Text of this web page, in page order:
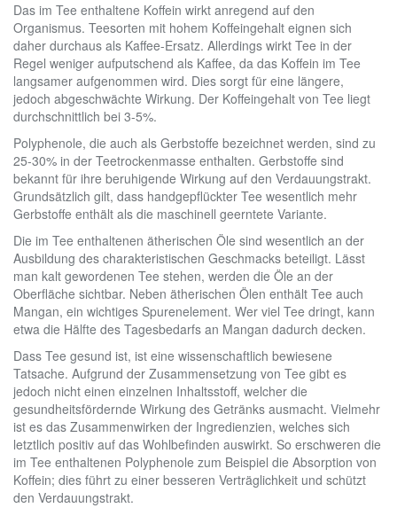
Das im Tee enthaltene Koffein wirkt anregend auf den
Organismus. Teesorten mit hohem Koffeingehalt eignen sich
daher durchaus als Kaffee-Ersatz. Allerdings wirkt Tee in der
Regel weniger aufputschend als Kaffee, da das Koffein im Tee
langsamer aufgenommen wird. Dies sorgt für eine längere,
jedoch abgeschwächte Wirkung. Der Koffeingehalt von Tee liegt
durchschnittlich bei 3-5%.
Polyphenole, die auch als Gerbstoffe bezeichnet werden, sind zu
25-30% in der Teetrockenmasse enthalten. Gerbstoffe sind
bekannt für ihre beruhigende Wirkung auf den Verdauungstrakt.
Grundsätzlich gilt, dass handgepflückter Tee wesentlich mehr
Gerbstoffe enthält als die maschinell geerntete Variante.
Die im Tee enthaltenen ätherischen Öle sind wesentlich an der
Ausbildung des charakteristischen Geschmacks beteiligt. Lässt
man kalt gewordenen Tee stehen, werden die Öle an der
Oberfläche sichtbar. Neben ätherischen Ölen enthält Tee auch
Mangan, ein wichtiges Spurenelement. Wer viel Tee dringt, kann
etwa die Hälfte des Tagesbedarfs an Mangan dadurch decken.
Dass Tee gesund ist, ist eine wissenschaftlich bewiesene
Tatsache. Aufgrund der Zusammensetzung von Tee gibt es
jedoch nicht einen einzelnen Inhaltsstoff, welcher die
gesundheitsfördernde Wirkung des Getränks ausmacht. Vielmehr
ist es das Zusammenwirken der Ingredienzien, welches sich
letztlich positiv auf das Wohlbefinden auswirkt. So erschweren die
im Tee enthaltenen Polyphenole zum Beispiel die Absorption von
Koffein; dies führt zu einer besseren Verträglichkeit und schützt
den Verdauungstrakt.